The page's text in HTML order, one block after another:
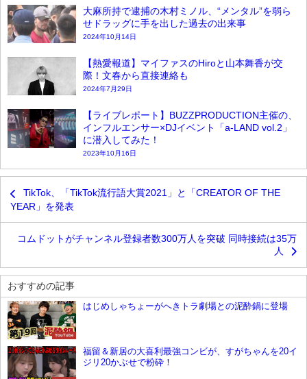
大麻所持で逮捕の木村ミノル、“メンタル”を弱ら
せドラッグに手を出した過去の出来事
2024年10月14日
【熱愛報道】マイファスのHiroと山本舞香が交
際！文春から直接連絡も
2024年7月29日
【ライブレポート】BUZZPRODUCTION主催の、
インフルエンサー×DJイベント「a-LAND vol.2」
に潜入してみた！
2023年10月16日
TikTok、「TikTok流行語大賞2021」と「CREATOR OF THE
YEAR」を発表
コムドットがチャンネル登録者数300万人を突破 同時接続は35万
人
おすすめの記事
YouTube
はじめしゃちょーがへきトラ劇場との泥酔鍋に登場
福留＆新居の大喜利最強コンビが、すがちゃんを20イ
ジリ20かぶせで粉砕！